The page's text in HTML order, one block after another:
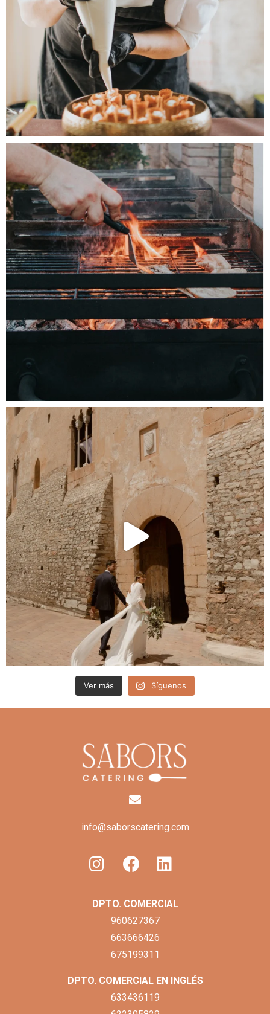
Ver más Síguenos
info@saborscatering.com
DPTO. COMERCIAL
960627367
663666426
675199311
DPTO. COMERCIAL EN INGLÉS
633436119